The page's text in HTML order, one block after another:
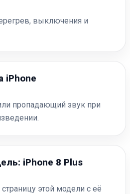
выключения и
iPhone
пропадающий звук при
iPhone 8 Plus
этой модели с её